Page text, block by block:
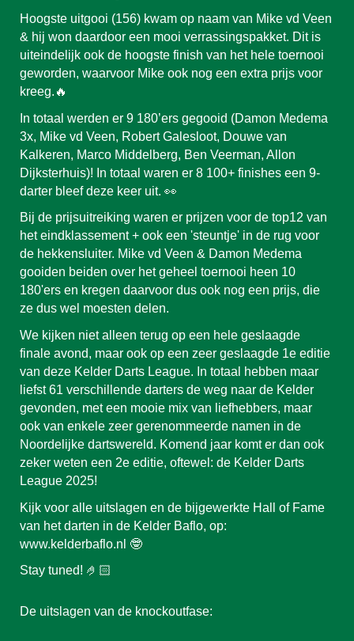
Hoogste uitgooi (156) kwam op naam van Mike vd Veen
& hij won daardoor een mooi verrassingspakket. Dit is
uiteindelijk ook de hoogste finish van het hele toernooi
geworden, waarvoor Mike ook nog een extra prijs voor
kreeg.🔥
In totaal werden er 9 180’ers gegooid (Damon Medema
3x, Mike vd Veen, Robert Galesloot, Douwe van
Kalkeren, Marco Middelberg, Ben Veerman, Allon
Dijksterhuis)! In totaal waren er 8 100+ finishes een 9-
darter bleef deze keer uit. 👀
Bij de prijsuitreiking waren er prijzen voor de top12 van
het eindklassement + ook een 'steuntje' in de rug voor
de hekkensluiter. Mike vd Veen & Damon Medema
gooiden beiden over het geheel toernooi heen 10
180'ers en kregen daarvoor dus ook nog een prijs, die
ze dus wel moesten delen.
We kijken niet alleen terug op een hele geslaagde
finale avond, maar ook op een zeer geslaagde 1e editie
van deze Kelder Darts League. In totaal hebben maar
liefst 61 verschillende darters de weg naar de Kelder
gevonden, met een mooie mix van liefhebbers, maar
ook van enkele zeer gerenommeerde namen in de
Noordelijke dartswereld. Komend jaar komt er dan ook
zeker weten een 2e editie, oftewel: de Kelder Darts
League 2025!
Kijk voor alle uitslagen en de bijgewerkte Hall of Fame
van het darten in de Kelder Baflo, op:
www.kelderbaflo.nl 🤓
Stay tuned! 🤌🏻
De uitslagen van de knockoutfase: